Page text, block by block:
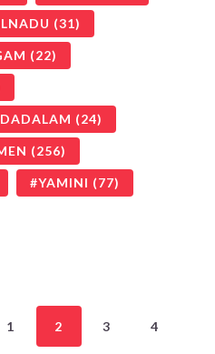
(31)
(22)
(24)
(256)
YAMINI (77)
1 2 3 4